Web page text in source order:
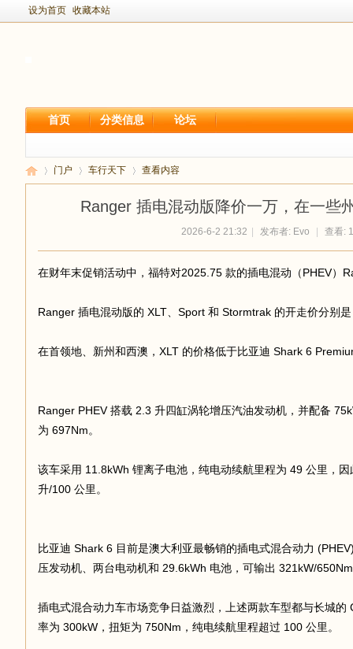
设为首页 收藏本站
首页 分类信息 论坛
门户 车行天下 查看内容
Ranger 插电混动版降价一万，在一些
2026-6-2 21:32 发布者: Evo 查看:
在财年末促销活动中，福特对2025.75 款的插电混动（PHEV）
Ranger 插电混动版的 XLT、Sport 和 Stormtrak 的开走价分别
在首领地、新州和西澳，XLT 的价格低于比亚迪 Shark 6
Ranger PHEV 搭载 2.3 升四缸涡轮增压汽油发动机，并配备
为 697Nm。
该车采用 11.8kWh 锂离子电池，纯电动续航里程为 49 公里，
升/100 公里。
比亚迪 Shark 6 目前是澳大利亚最畅销的插电式混合动力
压发动机、两台电动机和 29.6kWh 电池，可输出 321kW/
插电式混合动力车市场竞争日益激烈，上述两款车型都与长城
率为 300kW，扭矩为 750Nm，纯电续航里程超过 100 公里。